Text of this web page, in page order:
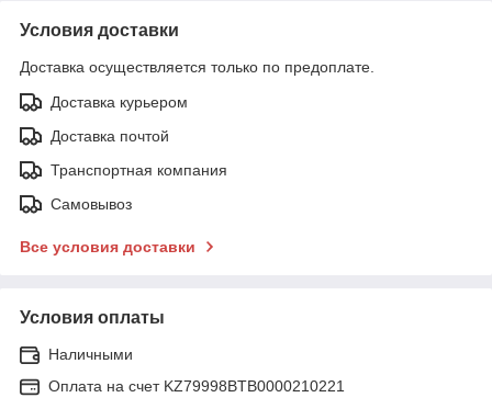
Условия доставки
Доставка осуществляется только по предоплате.
Доставка курьером
Доставка почтой
Транспортная компания
Самовывоз
Все условия доставки
Условия оплаты
Наличными
Оплата на счет KZ79998BTB0000210221